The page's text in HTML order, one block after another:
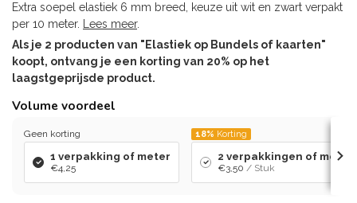
Extra soepel elastiek 6 mm breed, keuze uit wit en zwart verpakt
per 10 meter.
Lees meer.
Als je 2 producten van "Elastiek op Bundels of kaarten"
koopt, ontvang je een korting van 20% op het
laagstgeprijsde product.
Volume voordeel
Geen korting
1 verpakking of meter
€4,25
18% Korting
2 verpakkingen of
€3,50 / Stuk